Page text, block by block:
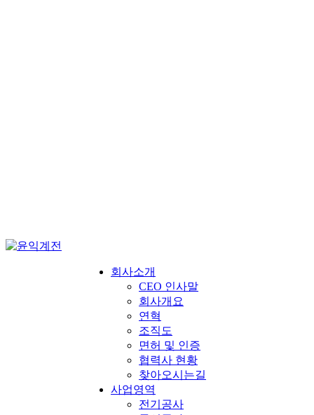
회사소개
CEO 인사말
회사개요
연혁
조직도
면허 및 인증
협력사 현황
찾아오시는길
사업영역
전기공사